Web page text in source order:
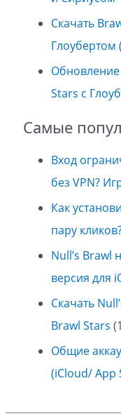
Скачать
Глоубертом
Обновление
Stars с
Самые
Вход
без VPN?
Как
пару
Null’s Brawl
версия для
Скачать
Brawl Stars
Общие
(iCloud/ App